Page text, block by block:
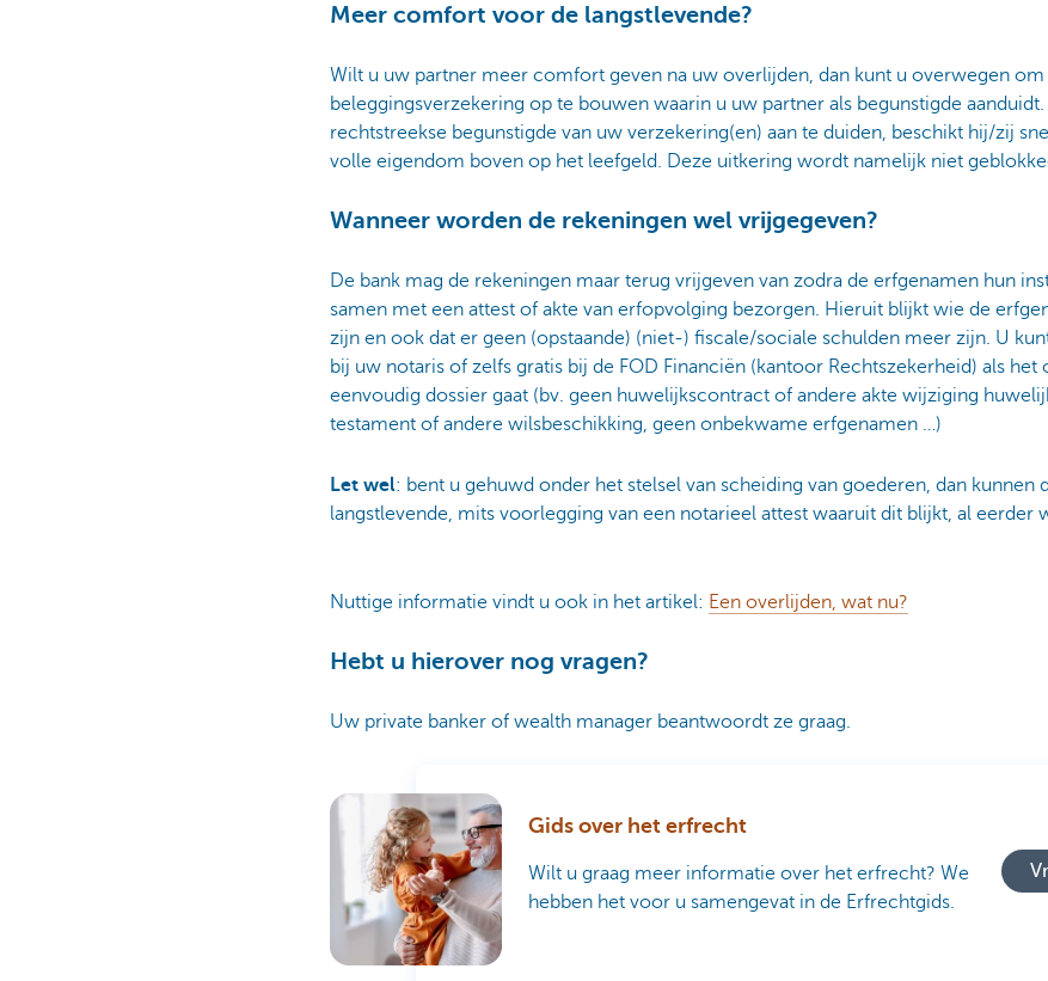
Meer comfort voor de langstlevende?
Wilt u uw partner meer comfort geven na uw overlijden, dan kunt u overwegen
beleggingsverzekering op te bouwen waarin u uw partner als begunstigde
rechtstreekse begunstigde van uw verzekering(en) aan te duiden, beschikt hij/zij
volle eigendom boven op het leefgeld. Deze uitkering wordt namelijk niet
Wanneer worden de rekeningen wel vrijgegeven?
De bank mag de rekeningen maar terug vrijgeven van zodra de erfgenamen hun
samen met een attest of akte van erfopvolging bezorgen. Hieruit blijkt wie de
zijn en ook dat er geen (opstaande) (niet-) fiscale/sociale schulden meer zijn. U
bij uw notaris of zelfs gratis bij de FOD Financiën (kantoor Rechtszekerheid) als het
eenvoudig dossier gaat (bv. geen huwelijkscontract of andere akte wijziging
testament of andere wilsbeschikking, geen onbekwame erfgenamen …)
Let wel: bent u gehuwd onder het stelsel van scheiding van goederen, dan kunnen
langstlevende, mits voorlegging van een notarieel attest waaruit dit blijkt, al eerder
Nuttige informatie vindt u ook in het artikel: Een overlijden, wat nu?
Hebt u hierover nog vragen?
Uw private banker of wealth manager beantwoordt ze graag.
Gids over het erfrecht
Wilt u graag meer informatie over het erfrecht? We
hebben het voor u samengevat in de Erfrechtgids.